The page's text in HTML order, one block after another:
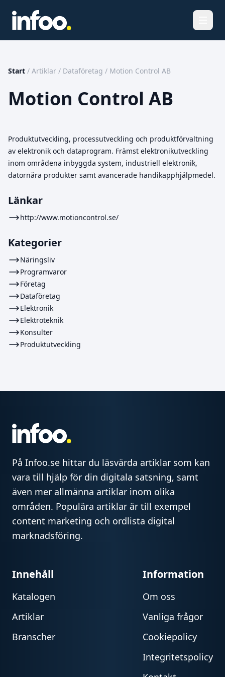
Start / Artiklar / Dataföretag / Motion Control AB
Motion Control AB
Produktutveckling, processutveckling och produktförvaltning
av elektronik och dataprogram. Främst elektronikutveckling
inom områdena inbyggda system, industriell elektronik,
datornära produkter samt avancerade handikapphjälpmedel.
Länkar
http://www.motioncontrol.se/
Kategorier
Näringsliv
Programvaror
Företag
Dataföretag
Elektronik
Elektroteknik
Konsulter
Produktutveckling
På Infoo.se hittar du läsvärda artiklar som kan
vara till hjälp för din digitala satsning, samt
även mer allmänna artiklar inom olika
områden. Populära artiklar är till exempel
content marketing och ordlista digital
marknadsföring.
Innehåll
Katalogen
Artiklar
Branscher
Information
Om oss
Vanliga frågor
Cookiepolicy
Integritetspolicy